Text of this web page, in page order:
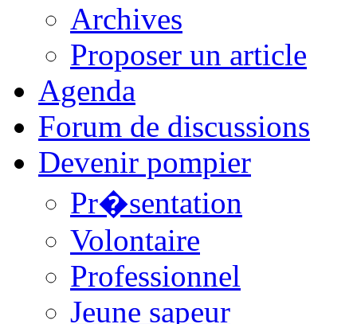
Archives
Proposer un article
Agenda
Forum de discussions
Devenir pompier
Pr�sentation
Volontaire
Professionnel
Jeune sapeur